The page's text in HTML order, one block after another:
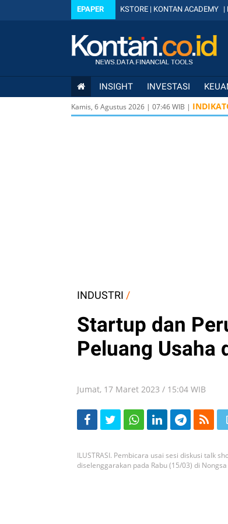
EPAPER KSTORE | KONTAN ACADEMY |
INSIGHT INVESTASI
Kamis, 6 Agustus 2026 | 07:46WIB |
INDUSTRI /
Startup dan
Peluang Usaha
Jumat, 17 Maret 2023 / 15:04 WIB
ILUSTRASI. Pembicara usai sesi diskusi talk
diselenggarakan pada Rabu (15/03) di